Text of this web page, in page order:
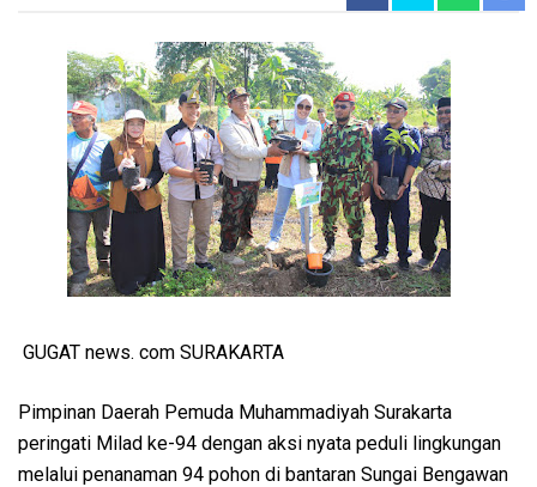
GUGAT news. com SURAKARTA
Pimpinan Daerah Pemuda Muhammadiyah Surakarta
peringati Milad ke-94 dengan aksi nyata peduli lingkungan
melalui penanaman 94 pohon di bantaran Sungai Bengawan